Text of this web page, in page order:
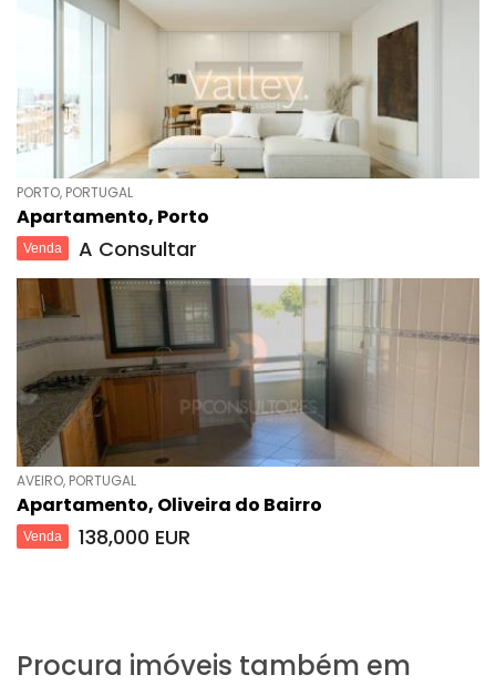
PORTO, PORTUGAL
Apartamento, Porto
Venda A Consultar
AVEIRO, PORTUGAL
Apartamento, Oliveira do Bairro
Venda 138,000 EUR
Procura imóveis também em